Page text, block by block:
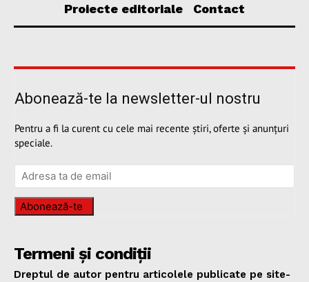
Proiecte editoriale
Contact
Abonează-te la newsletter-ul nostru
Pentru a fi la curent cu cele mai recente știri, oferte și anunțuri
speciale.
Abonează-te
Termeni și condiții
Dreptul de autor pentru articolele publicate pe site-